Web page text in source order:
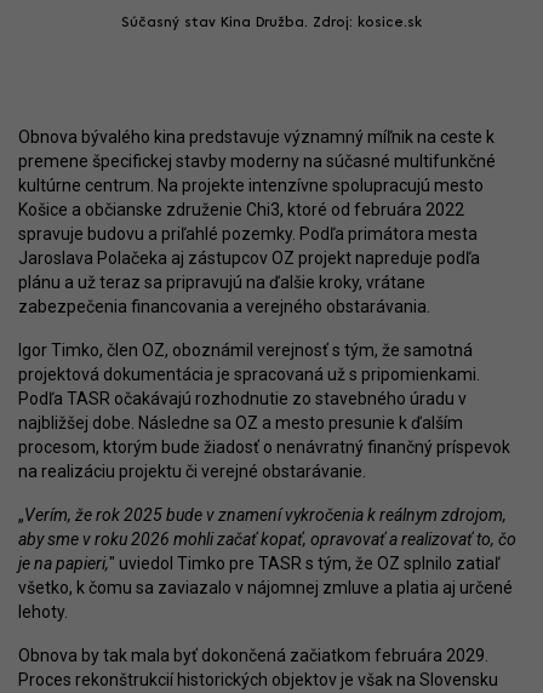
Súčasný stav Kina Družba. Zdroj: kosice.sk
Obnova bývalého kina predstavuje významný míľnik na ceste k
premene špecifickej stavby moderny na súčasné multifunkčné
kultúrne centrum. Na projekte intenzívne spolupracujú mesto
Košice a občianske združenie Chi3, ktoré od februára 2022
spravuje budovu a priľahlé pozemky. Podľa primátora mesta
Jaroslava Polačeka aj zástupcov OZ projekt napreduje podľa
plánu a už teraz sa pripravujú na ďalšie kroky, vrátane
zabezpečenia financovania a verejného obstarávania.
Igor Timko, člen OZ, oboznámil verejnosť s tým, že samotná
projektová dokumentácia je spracovaná už s pripomienkami.
Podľa TASR očakávajú rozhodnutie zo stavebného úradu v
najbližšej dobe. Následne sa OZ a mesto presunie k ďalším
procesom, ktorým bude žiadosť o nenávratný finančný príspevok
na realizáciu projektu či verejné obstarávanie.
„Verím, že rok 2025 bude v znamení vykročenia k reálnym zdrojom,
aby sme v roku 2026 mohli začať kopať, opravovať a realizovať to, čo
je na papieri," uviedol Timko pre TASR s tým, že OZ splnilo zatiaľ
všetko, k čomu sa zaviazalo v nájomnej zmluve a platia aj určené
lehoty.
Obnova by tak mala byť dokončená začiatkom februára 2029.
Proces rekonštrukcií historických objektov je však na Slovensku